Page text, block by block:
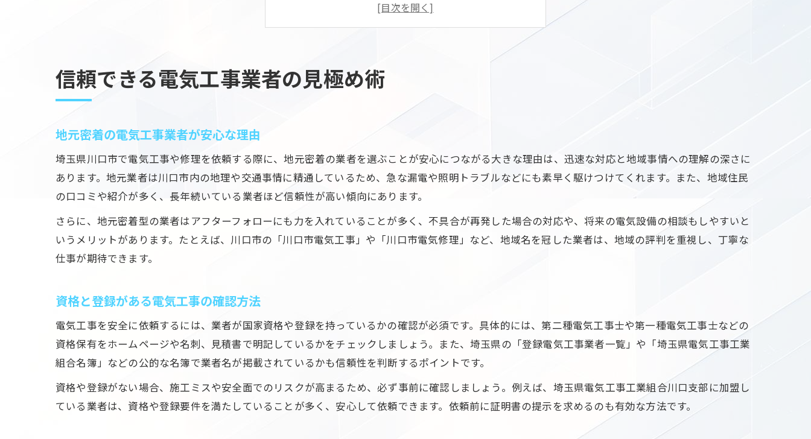
電気工事の実績や名簿情報の活用法
口コミで分かる電気工事業者の信頼性
地元で安心を得る電気修理依頼のコツ
川口市の電気修理は信頼性が重要
地元電気工事業者への相談時の注意点
工事内容と費用説明の丁寧さをチェック
アフターサポートに強い電気工事業者を選ぶ
電気工事を頼むなら資格の確認が必須
電気工事士資格が信頼の証となる理由
埼玉県電気工事工業組合の名簿活用法
迅速対応に強い業者選びのポイント
川口市で電気工事の迅速対応が選ばれる理由
電気工事業者の即日対応力を見極める方法
緊急修理にも強い電気工事会社の特徴
電話相談で分かる業者の対応スピード
信頼できる電気工事業者の見極め術
地元密着の電気工事業者が安心な理由
埼玉県川口市で電気工事や修理を依頼する際に、地元密着の業者を選ぶことが安心につながる大きな理由は、迅速な対応と地域事情への理解の深さに
あります。地元業者は川口市内の地理や交通事情に精通しているため、急な漏電や照明トラブルなどにも素早く駆けつけてくれます。また、地域住民
の口コミや紹介が多く、長年続いている業者ほど信頼性が高い傾向にあります。
さらに、地元密着型の業者はアフターフォローにも力を入れていることが多く、不具合が再発した場合の対応や、将来の電気設備の相談もしやすいと
いうメリットがあります。たとえば、川口市の「川口市電気工事」や「川口市電気修理」など、地域名を冠した業者は、地域の評判を重視し、丁寧な
仕事が期待できます。
資格と登録がある電気工事の確認方法
電気工事を安全に依頼するには、業者が国家資格や登録を持っているかの確認が必須です。具体的には、第二種電気工事士や第一種電気工事士などの
資格保有をホームページや名刺、見積書で明記しているかをチェックしましょう。また、埼玉県の「登録電気工事業者一覧」や「埼玉県電気工事工業
組合名簿」などの公的な名簿で業者名が掲載されているかも信頼性を判断するポイントです。
資格や登録がない場合、施工ミスや安全面でのリスクが高まるため、必ず事前に確認しましょう。例えば、埼玉県電気工事工業組合川口支部に加盟し
ている業者は、資格や登録要件を満たしていることが多く、安心して依頼できます。依頼前に証明書の提示を求めるのも有効な方法です。